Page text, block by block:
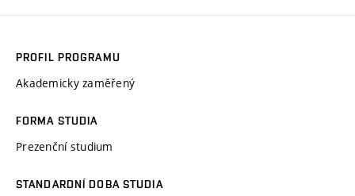
PROFIL PROGRAMU
Akademicky zaměřený
FORMA STUDIA
Prezenční studium
STANDARDNÍ DOBA STUDIA